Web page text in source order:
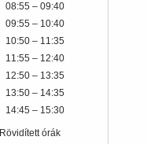
08:55 – 09:40
09:55 – 10:40
10:50 – 11:35
11:55 – 12:40
12:50 – 13:35
13:50 – 14:35
14:45 – 15:30
Rövidített órák